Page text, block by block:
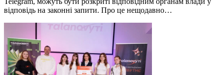
відповідь на законні запити. Про це нещодавно…